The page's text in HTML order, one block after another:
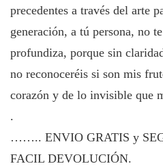
precedentes a través del arte
generación, a tú persona, no
profundiza, porque sin
no reconoceréis si son mis
corazón y de lo invisible que
.
…….. ENVIO GRATIS y
FACIL DEVOLUCIÓN.